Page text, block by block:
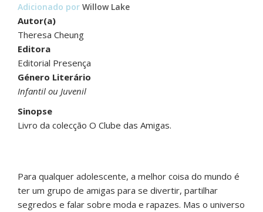
Adicionado por Willow Lake
Autor(a)
Theresa Cheung
Editora
Editorial Presença
Género Literário
Infantil ou Juvenil
Sinopse
Livro da colecção O Clube das Amigas.
Para qualquer adolescente, a melhor coisa do mundo é
ter um grupo de amigas para se divertir, partilhar
segredos e falar sobre moda e rapazes. Mas o universo